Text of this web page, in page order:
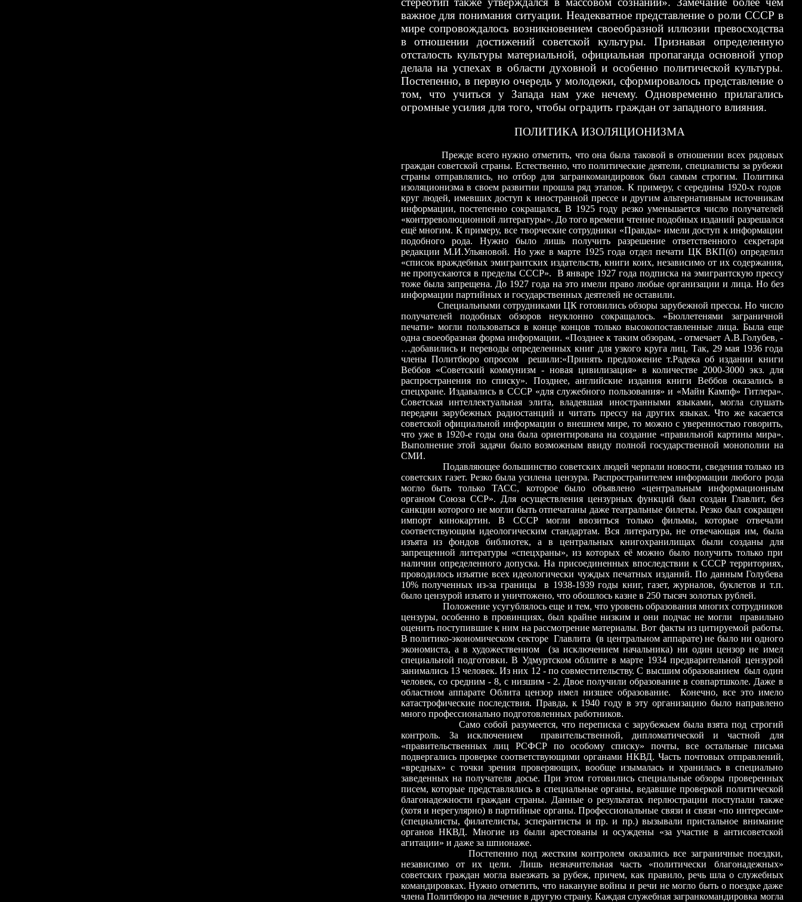
важное для понимания ситуации. Неадекватное представление о роли СССР в
мире сопровождалось возникновением своеобразной иллюзии превосходства
в отношении достижений советской культуры. Признавая определенную
отсталость культуры материальной, официальная пропаганда основной упор
делала на успехах в области духовной и особенно политической культуры.
Постепенно, в первую очередь у молодежи, сформировалось представление о
том, что учиться у Запада нам уже нечему. Одновременно прилагались
огромные усилия для того, чтобы оградить граждан от западного влияния.
ПОЛИТИКА ИЗОЛЯЦИОНИЗМА
Прежде всего нужно отметить, что она была таковой в отношении всех рядовых
граждан советской страны. Естественно, что политические деятели, специалисты за рубежи
страны отправлялись, но отбор для загранкомандировок был самым строгим. Политика
изоляционизма в своем развитии прошла ряд этапов. К примеру, с середины 1920-х годов
круг людей, имевших доступ к иностранной прессе и другим альтернативным источникам
информации, постепенно сокращался. В 1925 году резко уменьшается число получателей
«контрреволюционной литературы». До того времени чтение подобных изданий разрешался
ещё многим. К примеру, все творческие сотрудники «Правды» имели доступ к информации
подобного рода. Нужно было лишь получить разрешение ответственного секретаря
редакции М.И.Ульяновой. Но уже в марте 1925 года отдел печати ЦК ВКП(б) определил
«список враждебных эмигрантских издательств, книги коих, независимо от их содержания,
не пропускаются в пределы СССР». В январе 1927 года подписка на эмигрантскую прессу
тоже была запрещена. До 1927 года на это имели право любые организации и лица. Но без
информации партийных и государственных деятелей не оставили.
Специальными сотрудниками ЦК готовились обзоры зарубежной прессы. Но число
получателей подобных обзоров неуклонно сокращалось. «Бюллетенями заграничной
печати» могли пользоваться в конце концов только высокопоставленные лица. Была еще
одна своеобразная форма информации. «Позднее к таким обзорам, - отмечает А.В.Голубев, -
…добавились и переводы определенных книг для узкого круга лиц. Так, 29 мая 1936 года
члены Политбюро опросом решили:«Принять предложение т.Радека об издании книги
Веббов «Советский коммунизм - новая цивилизация» в количестве 2000-3000экз. для
распространения по списку». Позднее, английские издания книги Веббов оказались в
спецхране. Издавались в СССР «для служебного пользования» и «Майн Кампф» Гитлера».
Советская интеллектуальная элита, владевшая иностранными языками, могла слушать
передачи зарубежных радиостанций и читать прессу на других языках. Что же касается
советской официальной информации о внешнем мире, то можно с уверенностью говорить,
что уже в 1920-е годы она была ориентирована на создание «правильной картины мира».
Выполнение этой задачи было возможным ввиду полной государственной монополии на
СМИ.
Подавляющее большинство советских людей черпали новости, сведения только из
советских газет. Резко была усилена цензура. Распространителем информации любого рода
могло быть только ТАСС, которое было объявлено «центральным информационным
органом Союза ССР». Для осуществления цензурных функций был создан Главлит, без
санкции которого не могли быть отпечатаны даже театральные билеты. Резко был сокращен
импорт кинокартин. В СССР могли ввозиться только фильмы, которые отвечали
соответствующим идеологическим стандартам. Вся литература, не отвечающая им, была
изъята из фондов библиотек, а в центральных книгохранилищах были созданы для
запрещенной литературы «спецхраны», из которых её можно было получить только при
наличии определенного допуска. На присоединенных впоследствии к СССР территориях,
проводилось изъятие всех идеологически чуждых печатных изданий. По данным Голубева
10% полученных из-за границы в 1938-1939 годы книг, газет, журналов, буклетов и т.п.
было цензурой изъято и уничтожено, что обошлось казне в 250 тысяч золотых рублей.
Положение усугублялось еще и тем, что уровень образования многих сотрудников
цензуры, особенно в провинциях, был крайне низким и они подчас не могли правильно
оценить поступившие к ним на рассмотрение материалы. Вот факты из цитируемой работы.
В политико-экономическом секторе Главлита (в центральном аппарате) не было ни одного
экономиста, а в художественном (за исключением начальника) ни один цензор не имел
специальной подготовки. В Удмуртском обллите в марте 1934 предварительной цензурой
занимались 13 человек. Из них 12 - по совместительству. С высшим образованием был один
человек, со средним - 8, с низшим - 2. Двое получили образование в совпартшколе. Даже в
областном аппарате Облита цензор имел низшее образование. Конечно, все это имело
катастрофические последствия. Правда, к 1940 году в эту организацию было направлено
много профессионально подготовленных работников.
Само собой разумеется, что переписка с зарубежьем была взята под строгий
контроль. За исключением правительственной, дипломатической и частной для
«правительственных лиц РСФСР по особому списку» почты, все остальные письма
подвергались проверке соответствующими органами НКВД. Часть почтовых отправлений,
«вредных» с точки зрения проверяющих, вообще изымалась и хранилась в специально
заведенных на получателя досье. При этом готовились специальные обзоры проверенных
писем, которые представлялись в специальные органы, ведавшие проверкой политической
благонадежности граждан страны. Данные о результатах перлюстрации поступали также
(хотя и нерегулярно) в партийные органы. Профессиональные связи и связи «по интересам»
(специалисты, филателисты, эсперантисты и пр. и пр.) вызывали пристальное внимание
органов НКВД. Многие из были арестованы и осуждены «за участие в антисоветской
агитации» и даже за шпионаже.
Постепенно под жестким контролем оказались все заграничные поездки,
независимо от их цели. Лишь незначительная часть «политически благонадежных»
советских граждан могла выезжать за рубеж, причем, как правило, речь шла о служебных
командировках. Нужно отметить, что накануне войны и речи не могло быть о поездке даже
члена Политбюро на лечение в другую страну. Каждая служебная загранкомандировка могла